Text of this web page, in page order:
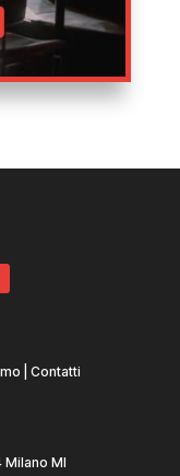
Contatti
Milano MI